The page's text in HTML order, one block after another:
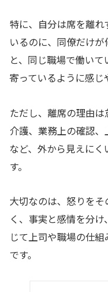
特に、自分は席を離
いるのに、同僚だけ
と、同じ職場で働い
寄っているように感じ
ただし、離席の理由
介護、業務上の確認
など、外から見えに
す。
大切なのは、怒りを
く、事実と感情を分
じて上司や職場の仕
です。